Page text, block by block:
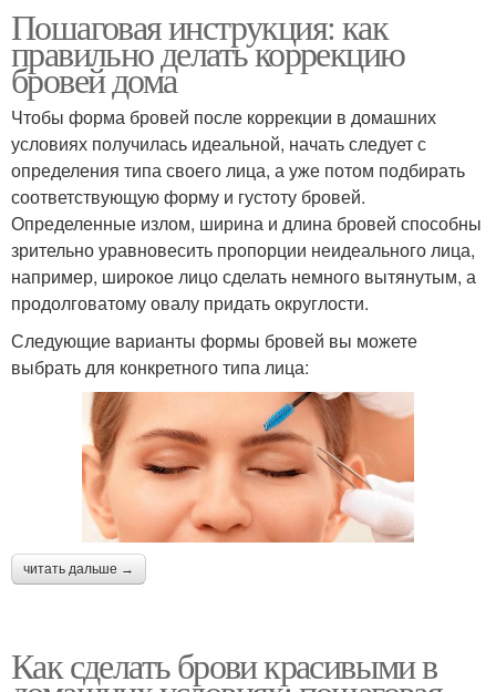
Пошаговая инструкция: как
правильно делать коррекцию
бровей дома
Чтобы форма бровей после коррекции в домашних
условиях получилась идеальной, начать следует с
определения типа своего лица, а уже потом подбирать
соответствующую форму и густоту бровей.
Определенные излом, ширина и длина бровей способны
зрительно уравновесить пропорции неидеального лица,
например, широкое лицо сделать немного вытянутым, а
продолговатому овалу придать округлости.
Следующие варианты формы бровей вы можете
выбрать для конкретного типа лица:
читать дальше →
Как сделать брови красивыми в